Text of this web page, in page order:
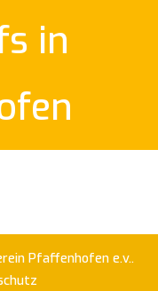
in
Pfaffenhofen e.v..